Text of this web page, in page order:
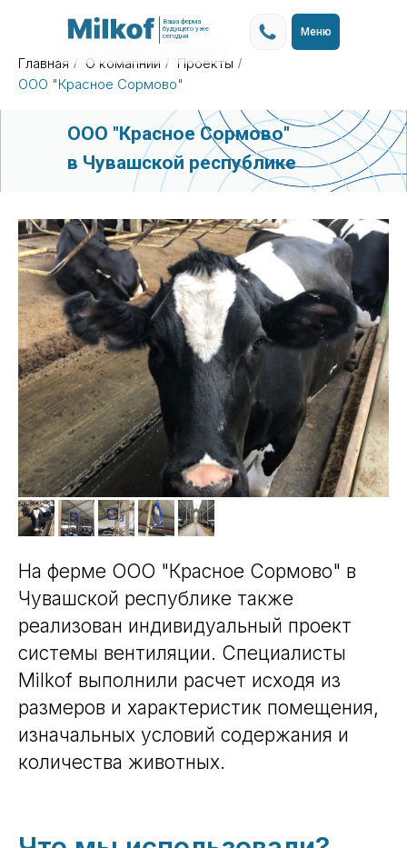
Ваша ферма
будущего уже
сегодня
Меню
Главная / О комапнии / Проекты /
ООО "Красное Сормово"
ООО "Красное Сормово"
в Чувашской республике
На ферме ООО "Красное Сормово" в
Чувашской республике также
реализован индивидуальный проект
системы вентиляции. Специалисты
Milkof выполнили расчет исходя из
размеров и характеристик помещения,
изначальных условий содержания и
количества животных.